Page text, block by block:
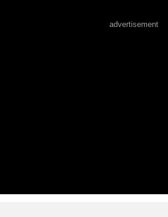
advertisement